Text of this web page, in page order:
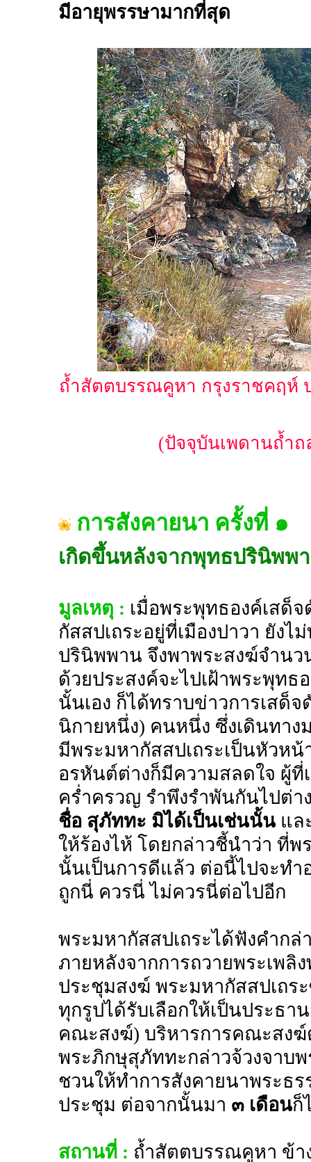
มีอายุพรรษามากที่สุด
ถ้ำสัตตบรรณคูหา กรุงราชคฤห์
(ปัจจุบันเพดานถ้ำ
การสังคายนา ครั้งที่ ๑
เกิดขึ้นหลังจากพุทธปรินิพพ
มูลเหตุ : เมื่อพระพุทธองค์เสด็
กัสสปเถระอยู่ที่เมืองปาวา ยัง
ปรินิพพาน จึงพาพระสงฆ์จำนว
ด้วยประสงค์จะไปเฝ้าพระพุทธ
นั้นเอง ก็ได้ทราบข่าวการเสด็
นิกายหนึ่ง) คนหนึ่ง ซึ่งเดินทาง
มีพระมหากัสสปเถระเป็นหัวห
อรหันต์ต่างก็มีความสลดใจ ผู้ที่
คร่ำครวญ รำพึงรำพันกันไปต่า
ชื่อ สุภัททะ มิได้เป็นเช่นนั้นแล
ให้ร้องไห้ โดยกล่าวชี้นำว่า ที่
นั้นเป็นการดีแล้ว ต่อนี้ไปจะทำ
ถูกนี่ ควรนี่ ไม่ควรนี่ต่อไปอีก
พระมหากัสสปเถระได้ฟังคำก
ภายหลังจากการถวายพระเพลิ
ประชุมสงฆ์ พระมหากัสสปเถร
ทุกรูปได้รับเลือกให้เป็นประธ
คณะสงฆ์) บริหารการคณะสงฆ์
พระภิกษุสุภัททะกล่าวจ้วงจาบ
ชวนให้ทำการสังคายนาพระธ
ประชุม ต่อจากนั้นมา ๓ เดือนก็
สถานที่ : ถ้ำสัตตบรรณคูหา ข้า